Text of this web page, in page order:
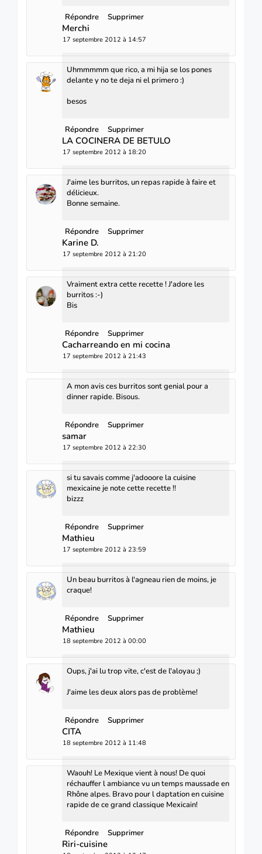
Répondre Supprimer
Merchi
17 septembre 2012 à 14:57
Uhmmmmm que rico, a mi hija se los pones
delante y no te deja ni el primero :)
besos
Répondre Supprimer
LA COCINERA DE BETULO
17 septembre 2012 à 18:20
J'aime les burritos, un repas rapide à faire et
délicieux.
Bonne semaine.
Répondre Supprimer
Karine D.
17 septembre 2012 à 21:20
Vraiment extra cette recette ! J'adore les
burritos :-)
Bis
Répondre Supprimer
Cacharreando en mi cocina
17 septembre 2012 à 21:43
A mon avis ces burritos sont genial pour a
dinner rapide. Bisous.
Répondre Supprimer
samar
17 septembre 2012 à 22:30
si tu savais comme j'adooore la cuisine
mexicaine je note cette recette !!
bizzz
Répondre Supprimer
Mathieu
17 septembre 2012 à 23:59
Un beau burritos à l'agneau rien de moins, je
craque!
Répondre Supprimer
Mathieu
18 septembre 2012 à 00:00
Oups, j'ai lu trop vite, c'est de l'aloyau ;)
J'aime les deux alors pas de problème!
Répondre Supprimer
CITA
18 septembre 2012 à 11:48
Waouh! Le Mexique vient à nous! De quoi
réchauffer l ambiance vu un temps maussade en
Rhône alpes. Bravo pour l daptation en cuisine
rapide de ce grand classique Mexicain!
Répondre Supprimer
Riri-cuisine